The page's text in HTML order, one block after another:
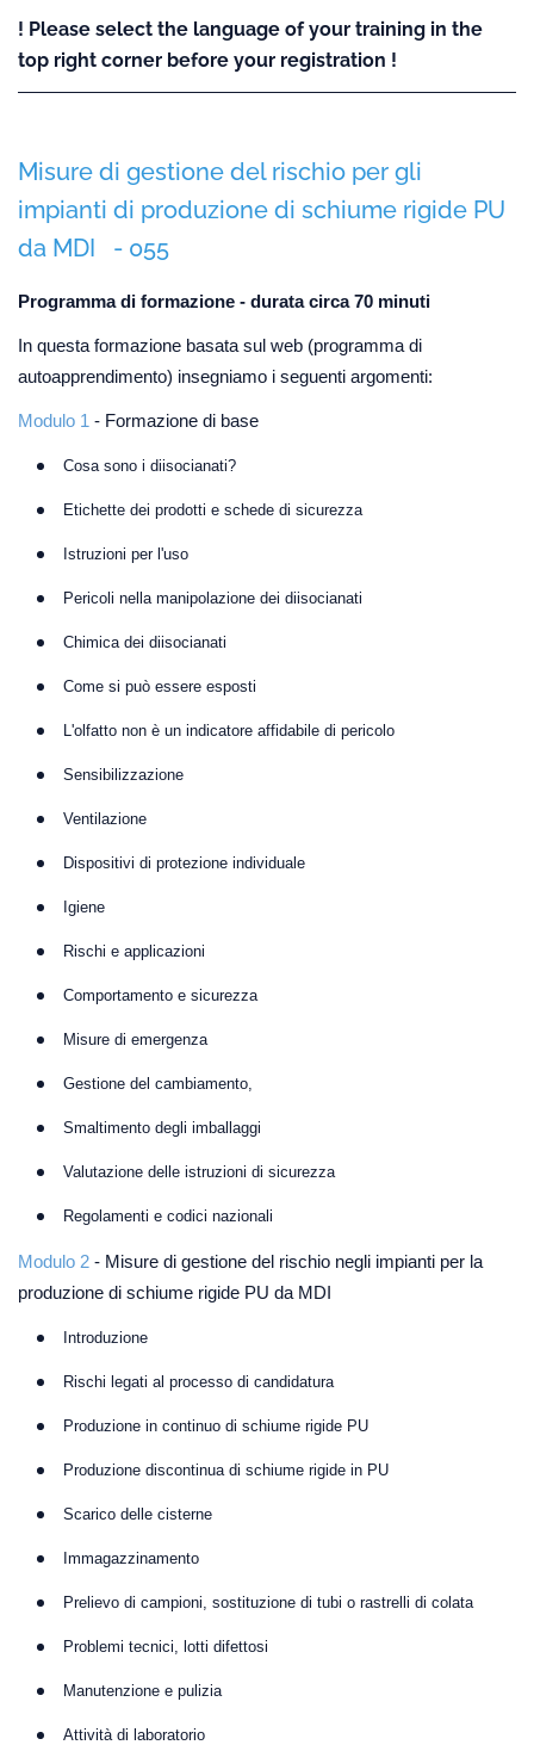
! Please select the language of your training in the
top right corner before your registration !
Misure di gestione del rischio per gli
impianti di produzione di schiume rigide PU
da MDI - 055
Programma di formazione - durata circa 70 minuti
In questa formazione basata sul web (programma di
autoapprendimento) insegniamo i seguenti argomenti:
Modulo 1 - Formazione di base
Cosa sono i diisocianati?
Etichette dei prodotti e schede di sicurezza
Istruzioni per l'uso
Pericoli nella manipolazione dei diisocianati
Chimica dei diisocianati
Come si può essere esposti
L'olfatto non è un indicatore affidabile di pericolo
Sensibilizzazione
Ventilazione
Dispositivi di protezione individuale
Igiene
Rischi e applicazioni
Comportamento e sicurezza
Misure di emergenza
Gestione del cambiamento,
Smaltimento degli imballaggi
Valutazione delle istruzioni di sicurezza
Regolamenti e codici nazionali
Modulo 2 - Misure di gestione del rischio negli impianti per la
produzione di schiume rigide PU da MDI
Introduzione
Rischi legati al processo di candidatura
Produzione in continuo di schiume rigide PU
Produzione discontinua di schiume rigide in PU
Scarico delle cisterne
Immagazzinamento
Prelievo di campioni, sostituzione di tubi o rastrelli di colata
Problemi tecnici, lotti difettosi
Manutenzione e pulizia
Attività di laboratorio